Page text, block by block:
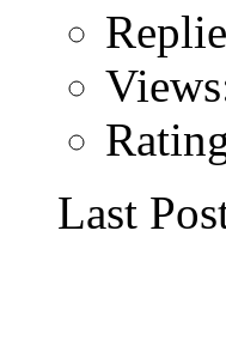
Last